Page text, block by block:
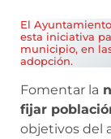
El
esta iniciativa
municipio, en
adopción.
Fomentar la
fijar
objetivos del